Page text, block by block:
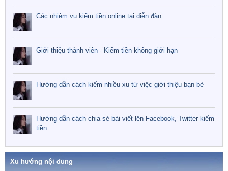
Các nhiệm vụ kiếm tiền online tại diễn đàn
Giới thiệu thành viên - Kiếm tiền không giới hạn
Hướng dẫn cách kiếm nhiều xu từ việc giới thiệu bạn bè
Hướng dẫn cách chia sẻ bài viết lên Facebook, Twitter kiếm
tiền
Xu hướng nội dung